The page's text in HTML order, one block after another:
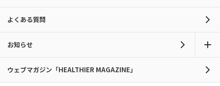
よくある質問
お知らせ
ウェブマガジン「HEALTHIER MAGAZINE」